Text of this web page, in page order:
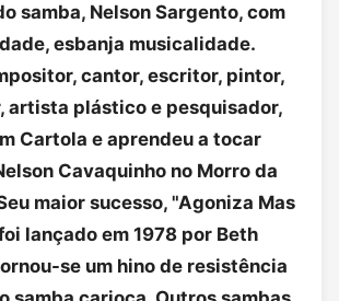
samba, Nelson Sargento, com
esbanja musicalidade.
cantor, escritor, pintor,
artista plástico e pesquisador,
Cartola e aprendeu a tocar
Cavaquinho no Morro da
maior sucesso, "Agoniza Mas
lançado em 1978 por Beth
se um hino de resistência